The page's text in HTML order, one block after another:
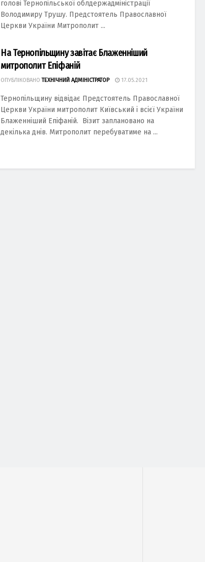
голові Тернопільської облдержадміністрації
Володимиру Трушу. Предстоятель Православної
Церкви України Митрополит ...
На Тернопільщину завітає Блаженніший
митрополит Епіфаній
ОПУБЛІКОВАНО ТЕХНІЧНИЙ АДМІНІСТРАТОР 17.05.2021
Тернопільщину відвідає Предстоятель Православної
Церкви України митрополит Київський і всієї України
Блаженніший Епіфаній. Візит заплановано на
декілька днів. Митрополит перебуватиме на ...